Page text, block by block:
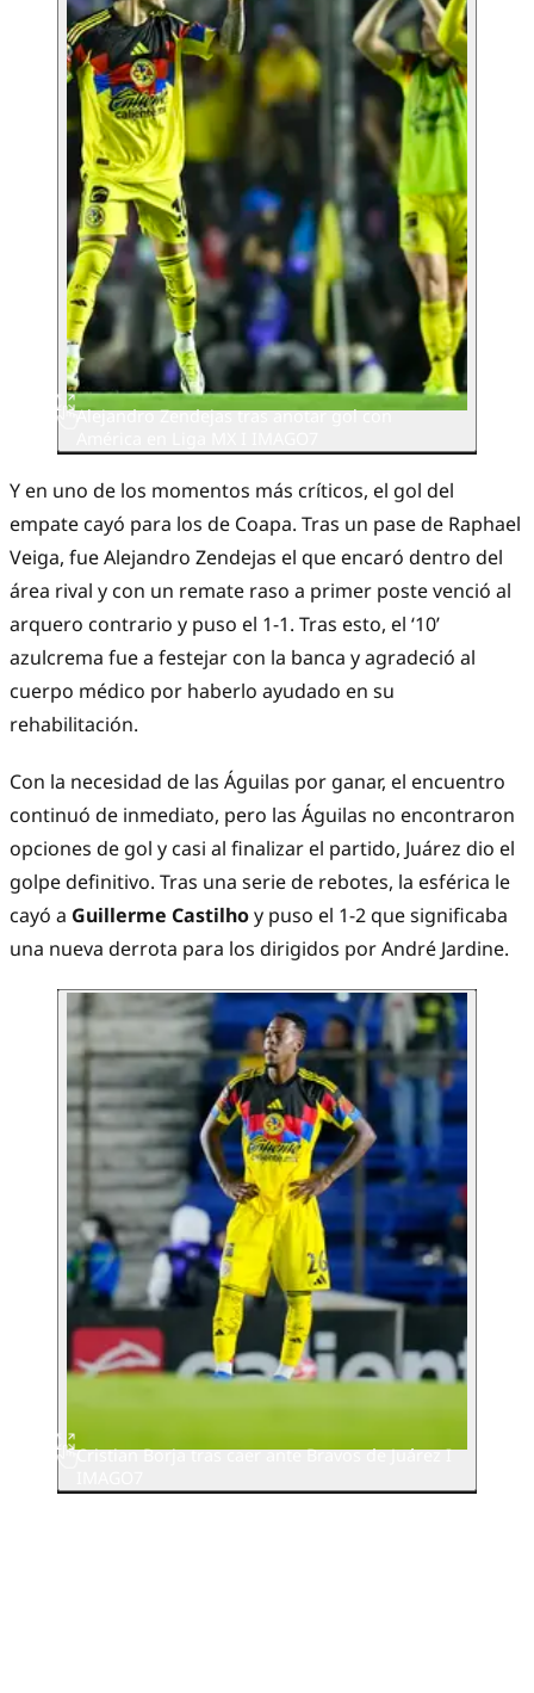
Alejandro Zendejas tras anotar gol con
Y en uno de los momentos más críticos, el gol del
empate cayó para los de Coapa. Tras un pase de Raphael
Veiga, fue Alejandro Zendejas el que encaró dentro del
área rival y con un remate raso a primer poste venció al
arquero contrario y puso el 1-1. Tras esto, el ‘10’
azulcrema fue a festejar con la banca y agradeció al
cuerpo médico por haberlo ayudado en su
rehabilitación.
Con la necesidad de las Águilas por ganar, el encuentro
continuó de inmediato, pero las Águilas no encontraron
opciones de gol y casi al finalizar el partido, Juárez dio el
golpe definitivo. Tras una serie de rebotes, la esférica le
cayó a Guillerme Castilhoy puso el 1-2 que significaba
una nueva derrota para los dirigidos por André Jardine.
Cristian Borja tras caer ante Bravos de Juárez I